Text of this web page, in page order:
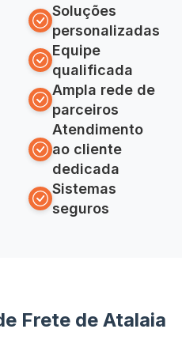
Soluções
personalizadas
Equipe
qualificada
Ampla rede de
parceiros
Atendimento
ao cliente
dedicada
Sistemas
seguros
Frete de Atalaia